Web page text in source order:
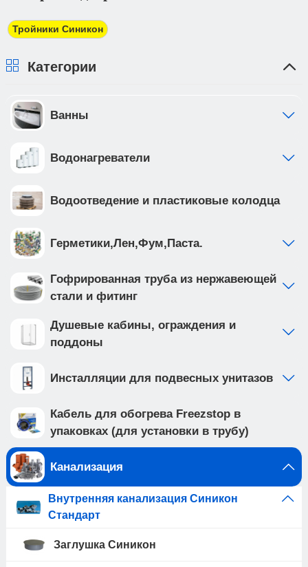
должны предоставить доверенность от фирмы-
плательщика.
Тройники Синикон
Категории
Ванны
Водонагреватели
Водоотведение и пластиковые колодца
Герметики,Лен,Фум,Паста.
Гофрированная труба из нержавеющей
стали и фитинг
Душевые кабины, ограждения и
поддоны
Инсталляции для подвесных унитазов
Кабель для обогрева Freezstop в
упаковках (для установки в трубу)
Канализация
Внутренняя канализация Синикон
Стандарт
Заглушка Синикон